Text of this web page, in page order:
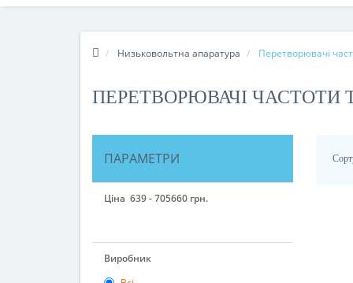
Низьковольтна апаратура Перетворювачі
ПЕРЕТВОРЮВАЧІ ЧАСТОТИ
ПАРАМЕТРИ
Ціна 639-705660 грн.
Виробник